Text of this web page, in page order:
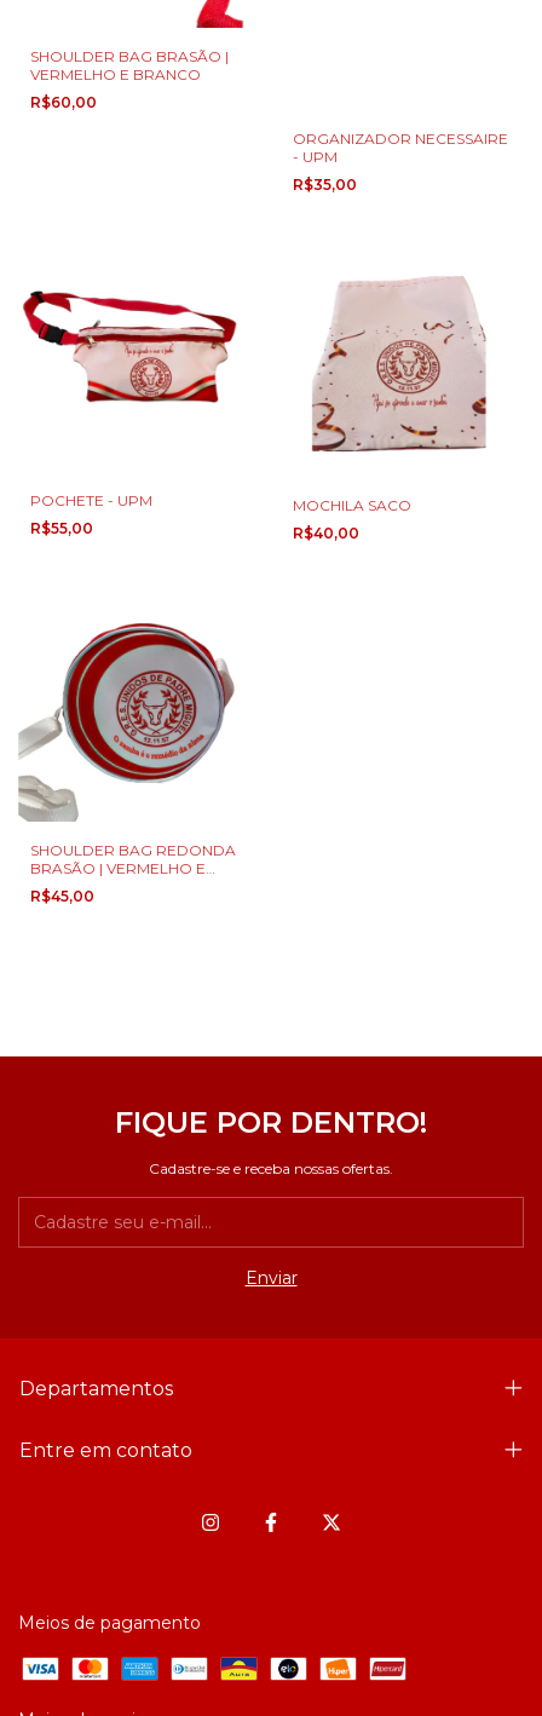
SHOULDER BAG BRASÃO |
VERMELHO E BRANCO
R$60,00
ORGANIZADOR NECESSAIRE
- UPM
R$35,00
POCHETE - UPM
R$55,00
MOCHILA SACO
R$40,00
SHOULDER BAG REDONDA
BRASÃO | VERMELHO E
BRANCO
R$45,00
FIQUE POR DENTRO!
Cadastre-se e receba nossas ofertas.
Departamentos
Entre em contato
Meios de pagamento